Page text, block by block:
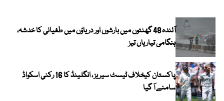
آئندہ 48 گھنٹوں میں بارشوں اور دریاؤں میں طغیانی کا خدشہ،
ہنگامی تیاریاں تیز
پاکستان کیخلاف ٹیسٹ سیریز ، انگلینڈ کا 16 رکنی اسکواڈ
سامنے آ گیا